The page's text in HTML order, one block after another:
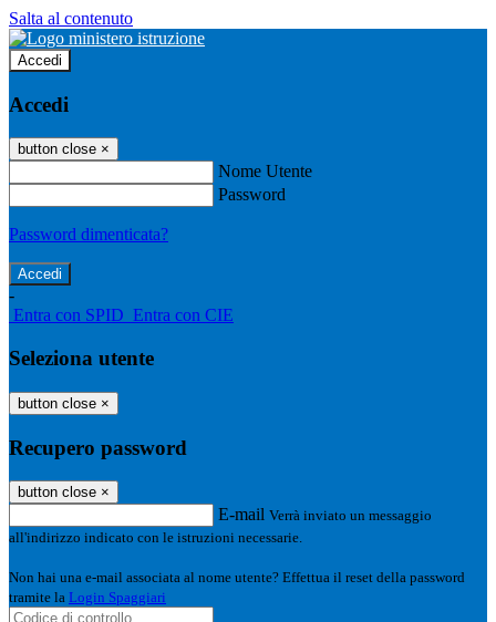
Salta al contenuto
Accedi
Accedi
button close ×
Nome Utente
Password
Password dimenticata?
-
Entra con SPID Entra con CIE
Seleziona utente
button close ×
Recupero password
button close ×
E-mail Verrà inviato un messaggio
all'indirizzo indicato con le istruzioni necessarie.
Non hai una e-mail associata al nome utente? Effettua il reset della password
tramite la Login Spaggiari